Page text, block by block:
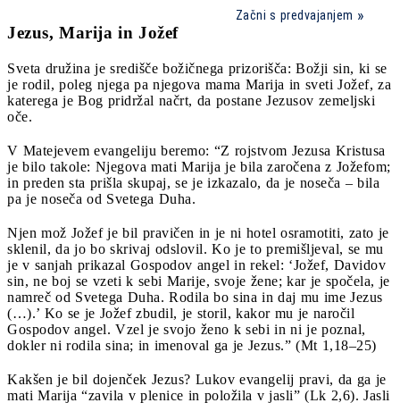
Začni s predvajanjem
Jezus, Marija in Jožef
Sveta družina je središče božičnega prizorišča: Božji sin, ki se
je rodil, poleg njega pa njegova mama Marija in sveti Jožef, za
katerega je Bog pridržal načrt, da postane Jezusov zemeljski
oče.
V Matejevem evangeliju beremo: “Z rojstvom Jezusa Kristusa
je bilo takole: Njegova mati Marija je bila zaročena z Jožefom;
in preden sta prišla skupaj, se je izkazalo, da je noseča – bila
pa je noseča od Svetega Duha.
Njen mož Jožef je bil pravičen in je ni hotel osramotiti, zato je
sklenil, da jo bo skrivaj odslovil. Ko je to premišljeval, se mu
je v sanjah prikazal Gospodov angel in rekel: ‘Jožef, Davidov
sin, ne boj se vzeti k sebi Marije, svoje žene; kar je spočela, je
namreč od Svetega Duha. Rodila bo sina in daj mu ime Jezus
(…).’ Ko se je Jožef zbudil, je storil, kakor mu je naročil
Gospodov angel. Vzel je svojo ženo k sebi in ni je poznal,
dokler ni rodila sina; in imenoval ga je Jezus.” (Mt 1,18–25)
Kakšen je bil dojenček Jezus? Lukov evangelij pravi, da ga je
mati Marija “zavila v plenice in položila v jasli” (Lk 2,6). Jasli